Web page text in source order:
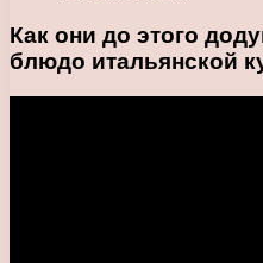
Как они до этого
блюдо итальянской